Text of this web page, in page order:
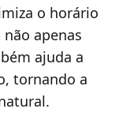
o horário
apenas
ajuda a
tornando a